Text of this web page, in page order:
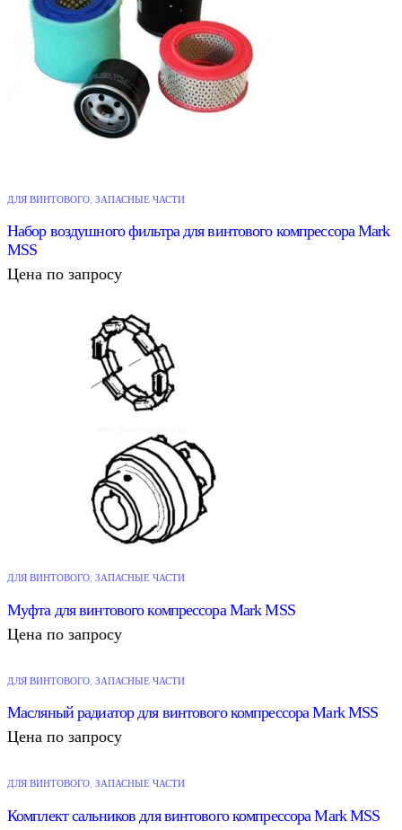
ДЛЯ ВИНТОВОГО ЗАПАСНЫЕ ЧАСТИ
Набор воздушного фильтра для винтового компрессора Mark
MSS
Цена по запросу
ДЛЯ ВИНТОВОГО ЗАПАСНЫЕ ЧАСТИ
Муфта для винтового компрессора Mark MSS
Цена по запросу
ДЛЯ ВИНТОВОГО ЗАПАСНЫЕ ЧАСТИ
Масляный радиатор для винтового компрессора Mark MSS
Цена по запросу
ДЛЯ ВИНТОВОГО, ЗАПАСНЫЕ ЧАСТИ
Комплект сальников для винтового компрессора Mark MSS